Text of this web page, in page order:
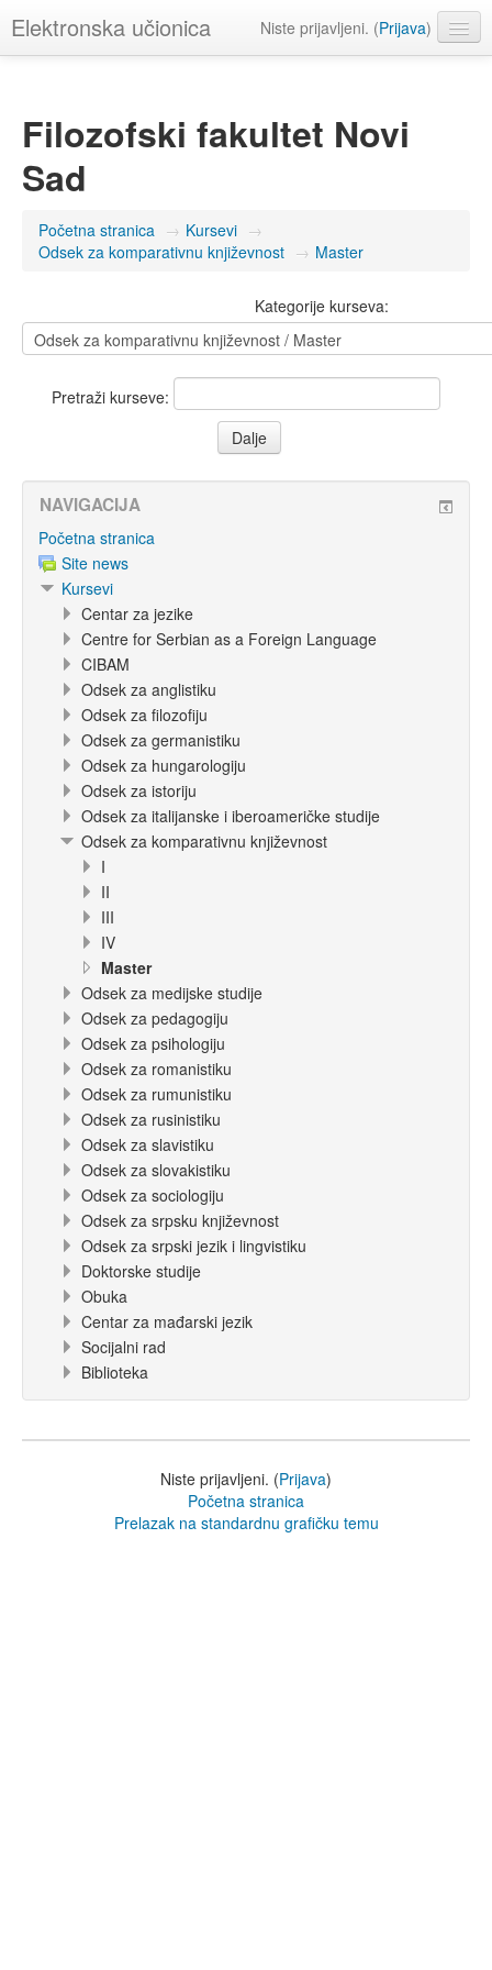
Elektronska učionica Niste prijavljeni. (Prijava)
Filozofski fakultet Novi
Sad
Početna stranica → Kursevi →
Odsek za komparativnu književnost → Master
Kategorije kurseva:
Pretraži kurseve:
NAVIGACIJA
Početna stranica
Site news
Kursevi
Centar za jezike
Centre for Serbian as a Foreign Language
CIBAM
Odsek za anglistiku
Odsek za filozofiju
Odsek za germanistiku
Odsek za hungarologiju
Odsek za istoriju
Odsek za italijanske i iberoameričke studije
Odsek za komparativnu književnost
I
II
III
IV
Master
Odsek za medijske studije
Odsek za pedagogiju
Odsek za psihologiju
Odsek za romanistiku
Odsek za rumunistiku
Odsek za rusinistiku
Odsek za slavistiku
Odsek za slovakistiku
Odsek za sociologiju
Odsek za srpsku književnost
Odsek za srpski jezik i lingvistiku
Doktorske studije
Obuka
Centar za mađarski jezik
Socijalni rad
Biblioteka
Niste prijavljeni. (Prijava)
Početna stranica
Prelazak na standardnu grafičku temu